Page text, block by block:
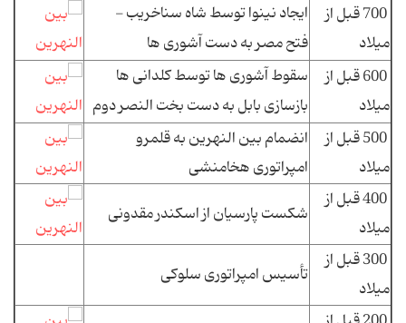
700 قبل از
میلاد
ایجاد نینوا توسط شاه سناخریب -
فتح مصر به دست آشوری ها
600 قبل از
میلاد
سقوط آشوری ها توسط کلدانی ها
بازسازی بابل به دست بخت النصر دوم
500 قبل از
میلاد
انضمام بین النهرین به قلمرو
امپراتوری هخامنشی
400 قبل از
میلاد
شکست پارسیان از اسکندر مقدونی
300 قبل از
میلاد
تأسیس امپراتوری سلوکی